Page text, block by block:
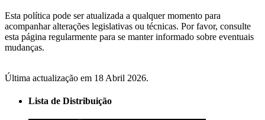
Esta política pode ser atualizada a qualquer momento para
acompanhar alterações legislativas ou técnicas. Por favor, consulte
esta página regularmente para se manter informado sobre eventuais
mudanças.
Última actualização em 18 Abril 2026.
Lista de Distribuição